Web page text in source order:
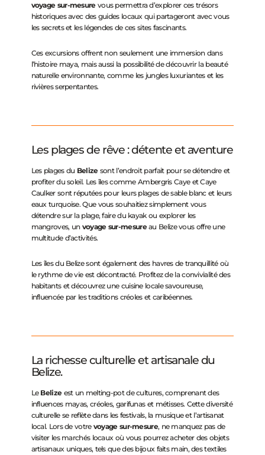
voyage sur-mesurevous permettra d’explorer ces trésors
historiques avec des guides locaux qui partageront avec vous
les secrets et les légendes de ces sites fascinants.
Ces excursions offrent non seulement une immersion dans
l’histoire maya, mais aussi la possibilité de découvrir la beauté
naturelle environnante, comme les jungles luxuriantes et les
rivières serpentantes.
Les plages de rêve : détente et aventure
Les plages du Belizesont l’endroit parfait pour se détendre et
profiter du soleil. Les îles comme Ambergris Caye et Caye
Caulker sont réputées pour leurs plages de sable blanc et leurs
eaux turquoise. Que vous souhaitiez simplement vous
détendre sur la plage, faire du kayak ou explorer les
mangroves, un voyage sur-mesureau Belize vous offre une
multitude d’activités.
Les îles du Belize sont également des havres de tranquillité où
le rythme de vie est décontracté. Profitez de la convivialité des
habitants et découvrez une cuisine locale savoureuse,
influencée par les traditions créoles et caribéennes.
La richesse culturelle et artisanale du
Belize.
Le Belizeest un melting-pot de cultures, comprenant des
influences mayas, créoles, garifunas et métisses. Cette diversité
culturelle se reflète dans les festivals, la musique et l’artisanat
local. Lors de votre voyage sur-mesure, ne manquez pas de
visiter les marchés locaux où vous pourrez acheter des objets
artisanaux uniques, tels que des bijoux faits main, des textiles